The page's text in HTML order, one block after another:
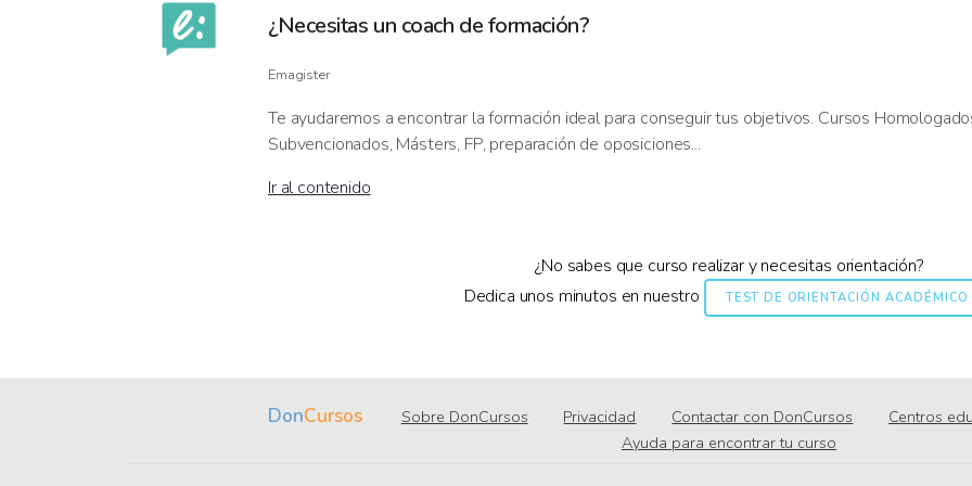
¿Necesitas un coach de formación?
Emagister
Te ayudaremos a encontrar la formación ideal para conseguir tus objetivos. Cursos
Subvencionados, Másters, FP, preparación de oposiciones...
Ir al contenido
¿No sabes que curso realizar y necesitas orientación?
Dedica unos minutos en nuestro
TEST DE ORIENTACIÓN ACADÉMICO
DonCursos Sobre DonCursos Privacidad Contactar con DonCursos Centros
Ayuda para encontrar tu curso